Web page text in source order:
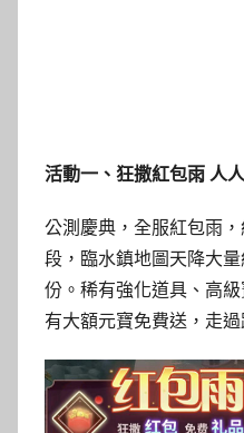
活動一、狂撒紅包雨 人
公測慶典，全服紅包雨
段，臨水鎮地圖天降大
份。稀有強化道具、高
有大額元寶免費送，走過